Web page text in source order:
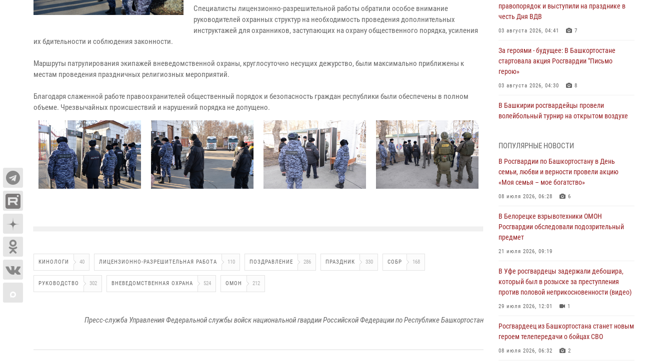
Специалисты лицензионно-разрешительной работы обратили особое внимание
руководителей охранных структур на необходимость проведения дополнительных
инструктажей для охранников, заступающих на охрану общественного порядка, усиления
их бдительности и соблюдения законности.
Маршруты патрулирования экипажей вневедомственной охраны, круглосуточно несущих дежурство, были максимально приближены к
местам проведения праздничных религиозных мероприятий.
Благодаря слаженной работе правоохранителей общественный порядок и безопасность граждан республики были обеспечены в полном
объеме. Чрезвычайных происшествий и нарушений порядка не допущено.
КИНОЛОГИ 40 ЛИЦЕНЗИОННО-РАЗРЕШИТЕЛЬНАЯ РАБОТА 110 ПОЗДРАВЛЕНИЕ 286 ПРАЗДНИК 330 СОБР 168
РУКОВОДСТВО 302 ВНЕВЕДОМСТВЕННАЯ ОХРАНА 524 ОМОН 212
Пресс-служба Управления Федеральной службы войск национальной гвардии Российской Федерации по Республике Башкортостан
правопорядок и выступили на празднике в
честь Дня ВДВ
03 августа 2026, 04:41 7
За героями - будущее: В Башкортостане
стартовала акция Росгвардии "Письмо
герою»
03 августа 2026, 04:30 8
В Башкирии росгвардейцы провели
волейбольный турнир на открытом воздухе
В Уфе росгвардейцы по горячим следам
задержали подозреваемого в открытом
хищении из аптеки (видео)
03 августа 2026, 04:15 1
комплектования Росгвардии Башкортостана
ответил на вопросы граждан
30 июля 2026, 12:54
который был в розыске за преступления
против половой неприкосновенности (видео)
29 июля 2026, 12:01 1
комплектования штаба Росгвардии
Башкортостана проведет прямую линию
29 июля 2026, 10:52
ПОПУЛЯРНЫЕ НОВОСТИ
В Росгвардии по Башкортостану в День
семьи, любви и верности провели акцию
«Моя семья – мое богатство»
08 июля 2026, 06:28 6
В Белорецке взрывотехники ОМОН
Росгвардии обследовали подозрительный
предмет
21 июля 2026, 09:19
В Уфе росгвардецы задержали дебошира,
который был в розыске за преступления
против половой неприкосновенности (видео)
29 июля 2026, 12:01 1
Росгвардеец из Башкортостана станет новым
героем телепередачи о бойцах СВО
08 июля 2026, 06:32 2